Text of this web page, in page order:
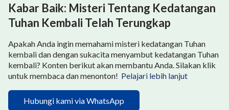
Kabar Baik: Misteri Tentang Kedatangan
Tuhan Kembali Telah Terungkap
Apakah Anda ingin memahami misteri kedatangan Tuhan
kembali dan dengan sukacita menyambut kedatangan Tuhan
kembali? Konten berikut akan membantu Anda. Silakan klik
untuk membaca dan menonton! Pelajari lebih lanjut
Hubungi kami via WhatsApp